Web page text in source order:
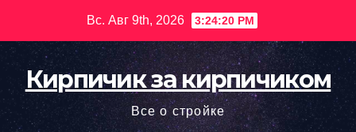
содержимому
Вс. Авг 9th, 2026 3:24:22 PM
Кирпичик за кирпичиком
Все о стройке